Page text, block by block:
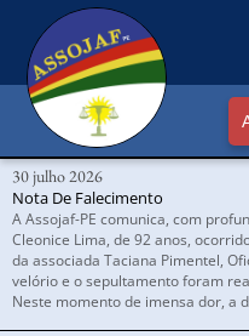
30 julho 2026
Nota De Falecimento
A Assojaf-PE comunica, com
Cleonice Lima, de 92 anos,
da associada Taciana Pimentel,
velório e o sepultamento foram
Neste momento de imensa dor, a